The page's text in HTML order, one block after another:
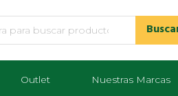
Outlet Nuestras Marcas